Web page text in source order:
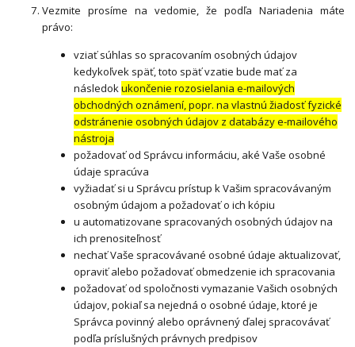
Vezmite prosíme na vedomie, že podľa Nariadenia máte
právo:
vziať súhlas so spracovaním osobných údajov
kedykoľvek späť, toto späť vzatie bude mať za
následokukončenie rozosielania e-mailových
obchodných oznámení, popr. na vlastnú žiadosť fyzické
odstránenie osobných údajov z databázy e-mailového
nástroja
požadovať od Správcu informáciu, aké Vaše osobné
údaje spracúva
vyžiadať si u Správcu prístup k Vašim spracovávaným
osobným údajom a požadovať o ich kópiu
u automatizovane spracovaných osobných údajov na
ich prenositeľnosť
nechať Vaše spracovávané osobné údaje aktualizovať,
opraviť alebo požadovať obmedzenie ich spracovania
požadovať od spoločnosti vymazanie Vašich osobných
údajov, pokiaľ sa nejedná o osobné údaje, ktoré je
Správca povinný alebo oprávnený ďalej spracovávať
podľa príslušných právnych predpisov